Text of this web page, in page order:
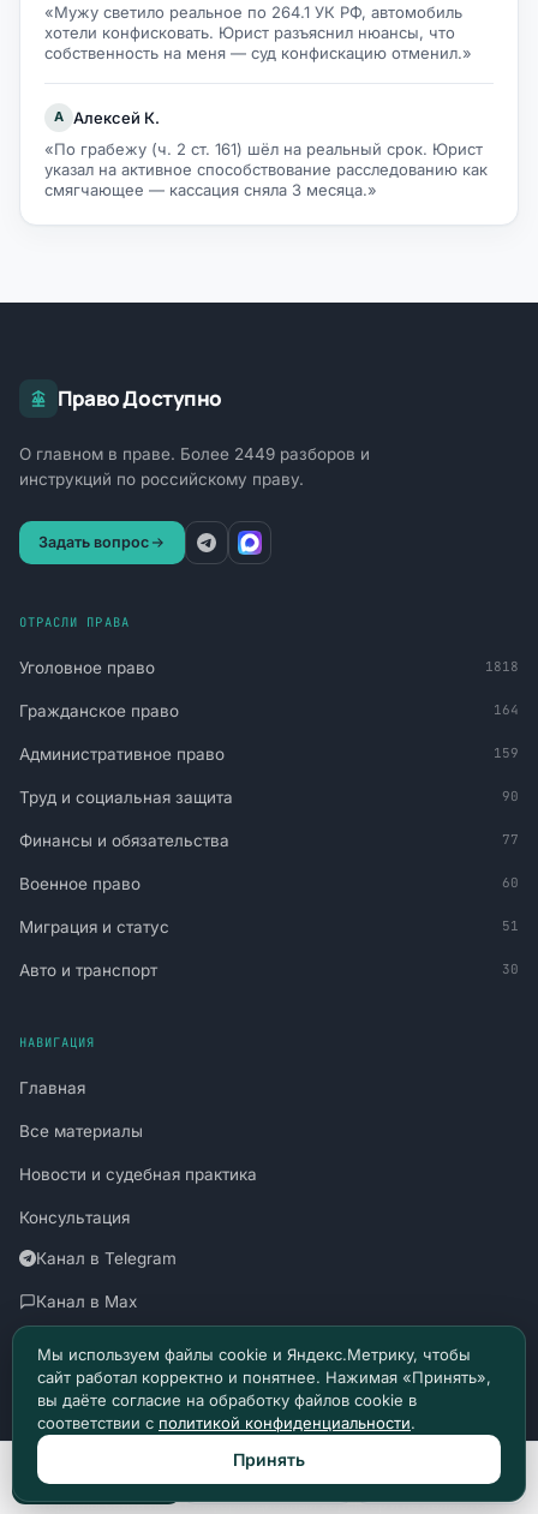
«Мужу светило реальное по 264.1 УК РФ, автомобиль
хотели конфисковать. Юрист разъяснил нюансы, что
собственность на меня — суд конфискацию отменил.»
А Алексей К.
«По грабежу (ч. 2 ст. 161) шёл на реальный срок. Юрист
указал на активное способствование расследованию как
смягчающее — кассация сняла 3 месяца.»
Право Доступно
О главном в праве. Более 2449 разборов и
инструкций по российскому праву.
Задать вопрос
ОТРАСЛИ ПРАВА
Уголовное право 1818
Гражданское право 164
Административное право 159
Труд и социальная защита 90
Финансы и обязательства 77
Военное право 60
Миграция и статус 51
Авто и транспорт 30
НАВИГАЦИЯ
Главная
Все материалы
Новости и судебная практика
Консультация
Канал в Telegram
Канал в Max
Политика конфиденциальности
Пользовательское соглашение
Материалы сайта носят информационный характер и не являются
Мы используем файлы cookie и Яндекс.Метрику, чтобы
сайт работал корректно и понятнее. Нажимая «Принять»,
вы даёте согласие на обработку файлов cookie в
соответствии с политикой конфиденциальности.
Принять